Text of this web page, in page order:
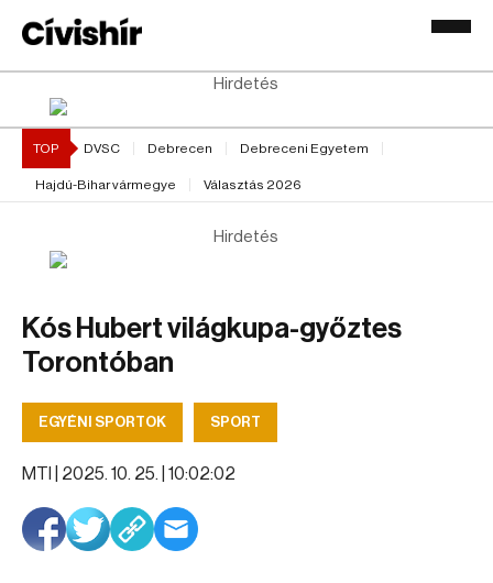
Hirdetés
TOP DVSC Debrecen Debreceni Egyetem
Hajdú-Bihar vármegye Választás 2026
Hirdetés
Kós Hubert világkupa-győztes
Torontóban
EGYÉNI SPORTOK SPORT
MTI | 2025. 10. 25. | 10:02:02